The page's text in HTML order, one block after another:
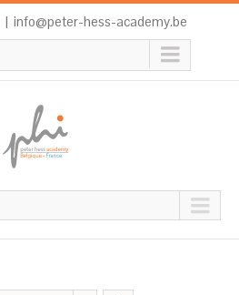
| info@peter-hess-academy.be